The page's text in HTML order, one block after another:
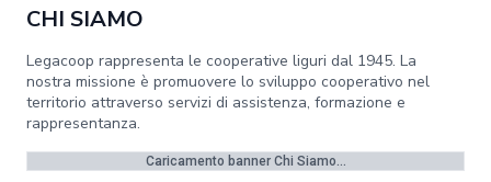
CHI SIAMO
Legacoop rappresenta le cooperative liguri dal 1945. La
nostra missione è promuovere lo sviluppo cooperativo nel
territorio attraverso servizi di assistenza, formazione e
rappresentanza.
Caricamento banner Chi Siamo...